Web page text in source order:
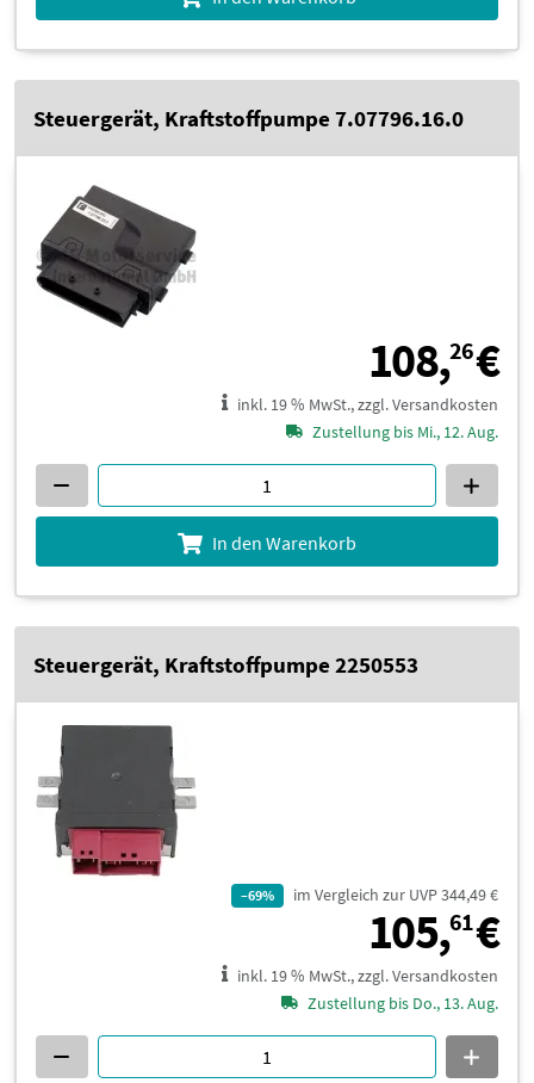
Steuergerät, Kraftstoffpumpe 7.07796.16.0
108,26€
inkl. 19 % MwSt., zzgl. Versandkosten
Zustellung bis Mi., 12. Aug.
In den Warenkorb
Steuergerät, Kraftstoffpumpe 2250553
–69% im Vergleich zur UVP 344,49 €
105,61€
inkl. 19 % MwSt., zzgl. Versandkosten
Zustellung bis Do., 13. Aug.